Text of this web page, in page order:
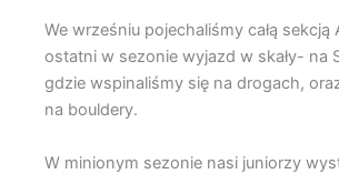
We wrześniu pojechaliśmy całą sekcją
ostatni w sezonie wyjazd w skały- na
gdzie wspinaliśmy się na drogach,
na bouldery.
W minionym sezonie nasi juniorzy